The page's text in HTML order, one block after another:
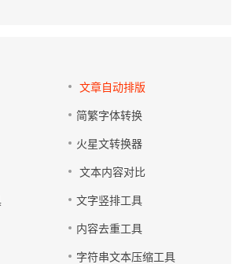
文章自动排版
简繁字体转换
火星文转换器
文本内容对比
文字竖排工具
内容去重工具
字符串文本压缩工具